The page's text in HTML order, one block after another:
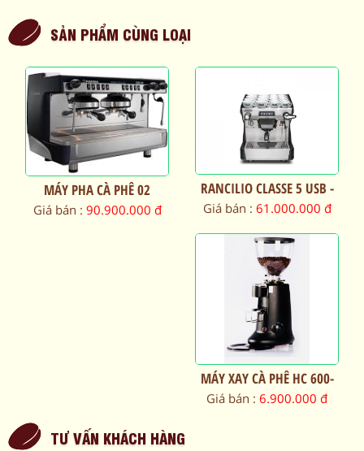
SẢN PHẨM CÙNG LOẠI
MÁY PHA CÀ PHÊ 02
GROUP FAEMA E98 AUTO
Giá bán : 90.900.000 đ
RANCILIO CLASSE 5 USB -
1 GROUPS
Giá bán : 61.000.000 đ
MÁY XAY CÀ PHÊ HC 600-
V3
Giá bán : 6.900.000 đ
TƯ VẤN KHÁCH HÀNG